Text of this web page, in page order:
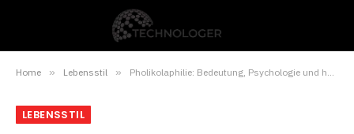
Home » Lebensstil » Pholikolaphilie: Bedeutung, Psychologie und häufige Fragen – einfach erklärt
LEBENSSTIL